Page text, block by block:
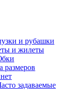
и рубашки
и жилеты
размеров
задаваемые